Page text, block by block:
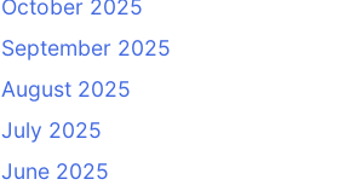
October 2025
September 2025
August 2025
July 2025
June 2025